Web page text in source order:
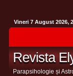
Vineri 7 August 2026,
Revista
Parapsihologie și